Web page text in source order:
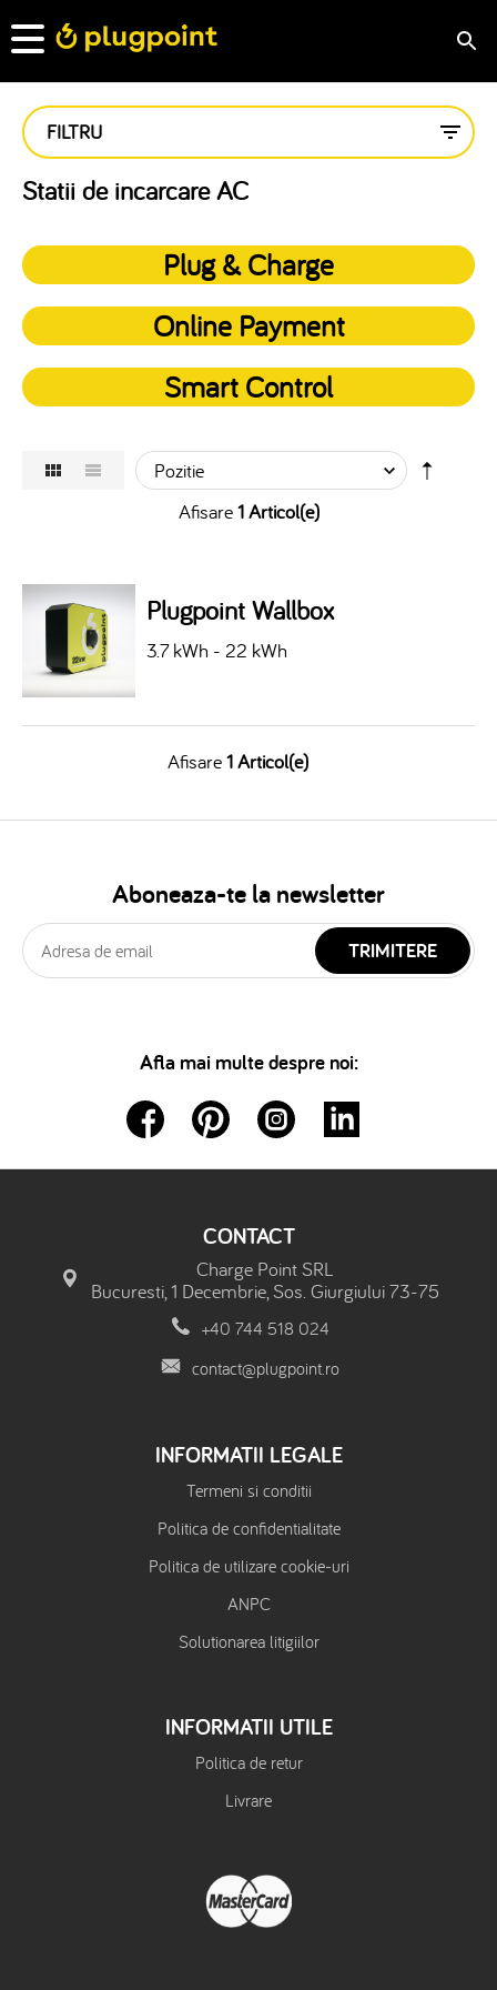
FILTRU
Statii de incarcare AC
Plug & Charge
Online Payment
Smart Control
Afisare1 Articol(e)
Plugpoint Wallbox
3.7 kWh - 22 kWh
Afisare1 Articol(e)
Aboneaza-te la newsletter
TRIMITERE
Afla mai multe despre noi:
CONTACT
Charge Point SRL
Bucuresti, 1 Decembrie, Sos. Giurgiului 73-75
+40 744 518 024
contact@plugpoint.ro
INFORMATII LEGALE
Termeni si conditii
Politica de confidentialitate
Politica de utilizare cookie-uri
ANPC
Solutionarea litigiilor
INFORMATII UTILE
Politica de retur
Livrare